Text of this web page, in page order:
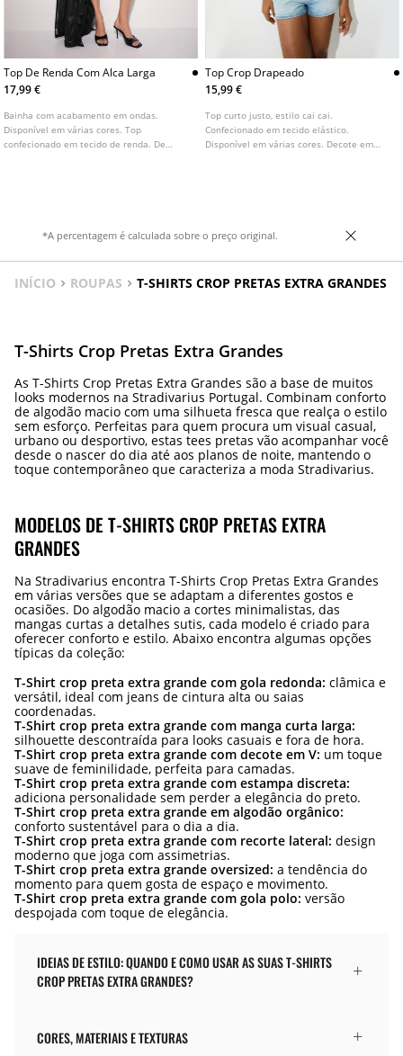
Top De Renda Com Alca Larga
17,99 €
Bainha com acabamento em ondas.
Disponível em várias cores. Top
confecionado em tecido de renda. De
Top Crop Drapeado
15,99 €
Top curto justo, estilo cai cai.
Confecionado em tecido elástico.
Disponível em várias cores. Decote em
*A percentagem é calculada sobre o preço original.
INÍCIO ROUPAS T-SHIRTS CROP PRETAS EXTRA GRANDES
T-Shirts Crop Pretas Extra Grandes
As T-Shirts Crop Pretas Extra Grandes são a base de muitos
looks modernos na Stradivarius Portugal. Combinam conforto
de algodão macio com uma silhueta fresca que realça o estilo
sem esforço. Perfeitas para quem procura um visual casual,
urbano ou desportivo, estas tees pretas vão acompanhar você
desde o nascer do dia até aos planos de noite, mantendo o
toque contemporâneo que caracteriza a moda Stradivarius.
MODELOS DE T-SHIRTS CROP PRETAS EXTRA
GRANDES
Na Stradivarius encontra T-Shirts Crop Pretas Extra Grandes
em várias versões que se adaptam a diferentes gostos e
ocasiões. Do algodão macio a cortes minimalistas, das
mangas curtas a detalhes sutis, cada modelo é criado para
oferecer conforto e estilo. Abaixo encontra algumas opções
típicas da coleção:
T-Shirt crop preta extra grande com gola redonda: clâmica e
versátil, ideal com jeans de cintura alta ou saias
coordenadas.
T-Shirt crop preta extra grande com manga curta larga:
silhouette descontraída para looks casuais e fora de hora.
T-Shirt crop preta extra grande com decote em V: um toque
suave de feminilidade, perfeita para camadas.
T-Shirt crop preta extra grande com estampa discreta:
adiciona personalidade sem perder a elegância do preto.
T-Shirt crop preta extra grande em algodão orgânico:
conforto sustentável para o dia a dia.
T-Shirt crop preta extra grande com recorte lateral: design
moderno que joga com assimetrias.
T-Shirt crop preta extra grande oversized: a tendência do
momento para quem gosta de espaço e movimento.
T-Shirt crop preta extra grande com gola polo: versão
despojada com toque de elegância.
IDEIAS DE ESTILO: QUANDO E COMO USAR AS SUAS T-SHIRTS
CROP PRETAS EXTRA GRANDES?
CORES, MATERIAIS E TEXTURAS